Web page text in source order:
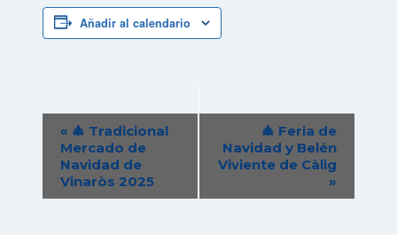
Añadir al calendario
Navegación
del
Evento
« 🎄 Tradicional
Mercado de
Navidad de
Vinaròs 2025
🎄 Feria de
Navidad y Belén
Viviente de Càlig
»